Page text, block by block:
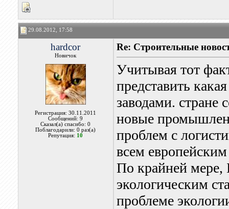
29.08.2012, 17:58
hardcor
Новичок
Регистрация: 30.11.2011
Сообщений: 9
Сказал(а) спасибо: 0
Поблагодарили: 0 раз(а)
Репутация: 10
Re: Строительные
Учитывая тот
представить
заводами. стране
новые
проблем с
всем
По крайней мере,
экологическим
проблеме